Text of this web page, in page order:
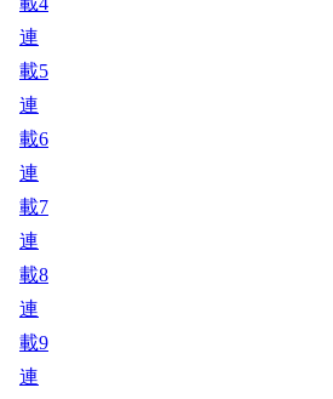
連
載5
連
載6
連
載7
連
載8
連
載9
連